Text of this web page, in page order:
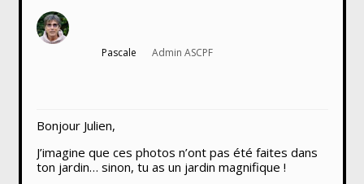
Pascale Admin ASCPF
Bonjour Julien,
J’imagine que ces photos n’ont pas été faites dans
ton jardin… sinon, tu as un jardin magnifique !